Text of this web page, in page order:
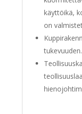
käyttöikä,
on
tukevuuden.